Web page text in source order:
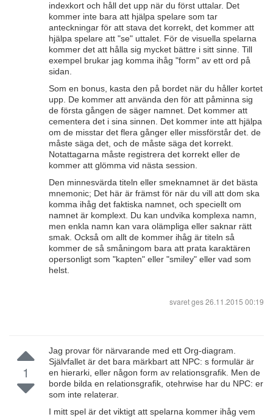
indexkort och håll det upp när du först uttalar. Det
kommer inte bara att hjälpa spelare som tar
anteckningar för att stava det korrekt, det kommer att
hjälpa spelare att "se" uttalet. För de visuella spelarna
kommer det att hålla sig mycket bättre i sitt sinne. Till
exempel brukar jag komma ihåg "form" av ett ord på
sidan.
Som en bonus, kasta den på bordet när du håller kortet
upp. De kommer att använda den för att påminna sig
de första gången de säger namnet. Det kommer att
cementera det i sina sinnen. Det kommer inte att hjälpa
om de misstar det flera gånger eller missförstår det. de
måste säga det, och de måste säga det korrekt.
Notattagarna måste registrera det korrekt eller de
kommer att glömma vid nästa session.
Den minnesvärda titeln eller smeknamnet är det bästa
mnemonic; Det här är främst för när du vill att dom ska
komma ihåg det faktiska namnet, och speciellt om
namnet är komplext. Du kan undvika komplexa namn,
men enkla namn kan vara olämpliga eller saknar rätt
smak. Också om allt de kommer ihåg är titeln så
kommer de så småningom bara att prata karaktären
opersonligt som "kapten" eller "smiley" eller vad som
helst.
svaret ges26.11.2015 00:19
1
Jag provar för närvarande med ett Org-diagram.
Självfallet är det bara märkbart att NPC: s formulär är
en hierarki, eller någon form av relationsgrafik. Men de
borde bilda en relationsgrafik, otehrwise har du NPC: er
som inte relaterar.
I mitt spel är det viktigt att spelarna kommer ihåg vem